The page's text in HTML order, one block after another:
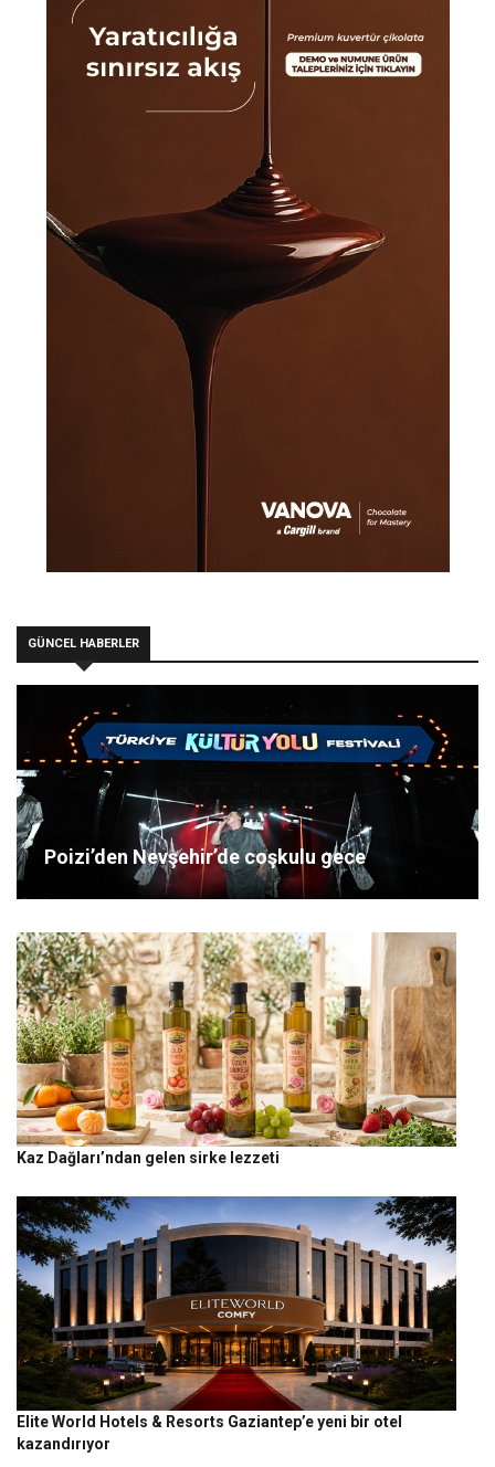
GÜNCEL HABERLER
Poizi’den Nevşehir’de coşkulu gece
Kaz Dağları’ndan gelen sirke lezzeti
Elite World Hotels & Resorts Gaziantep’e yeni bir otel
kazandırıyor